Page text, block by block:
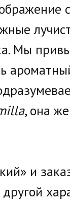
Мы
, она же
и